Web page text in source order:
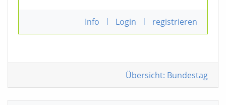
Info | Login | registrieren
Übersicht: Bundestag